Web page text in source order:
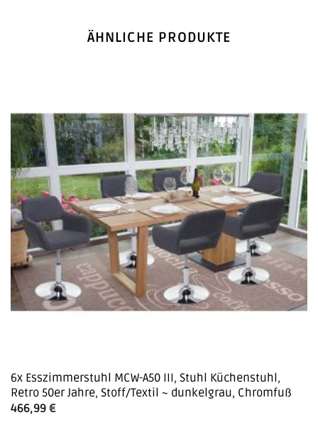
ÄHNLICHE PRODUKTE
6x Esszimmerstuhl MCW-A50 III, Stuhl Küchenstuhl,
Retro 50er Jahre, Stoff/Textil ~ dunkelgrau, Chromfuß
466,99 €